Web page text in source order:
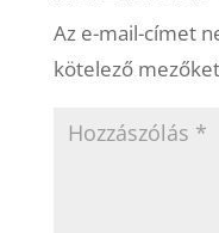
Az e-mail-címet
kötelező mezőket